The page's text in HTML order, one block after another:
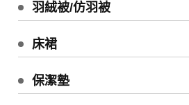
羽絨被/仿羽被
床裙
保潔墊